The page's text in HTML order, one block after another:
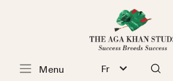
Fr
Menu